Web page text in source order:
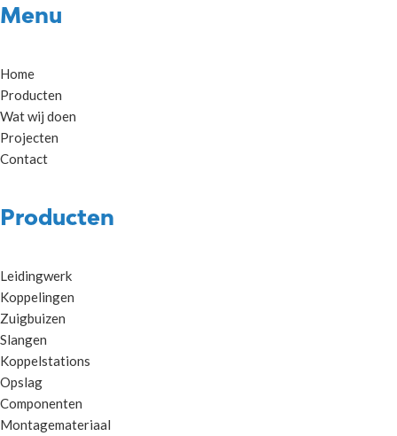
Menu
Home
Producten
Wat wij doen
Projecten
Contact
Producten
Leidingwerk
Koppelingen
Zuigbuizen
Slangen
Koppelstations
Opslag
Componenten
Montagemateriaal